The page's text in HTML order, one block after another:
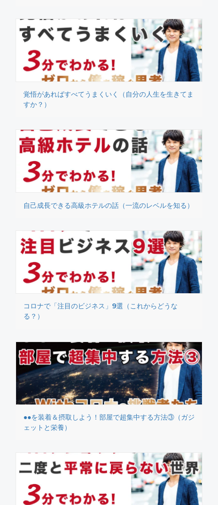
覚悟があればすべてうまくいく（自分の人生を生きてま
すか？）
自己成長できる高級ホテルの話（一流のレベルを知る）
コロナで「注目のビジネス」9選（これからどうな
る？）
●●を装着＆摂取しよう！部屋で超集中する方法③（ガジ
ェットと栄養）